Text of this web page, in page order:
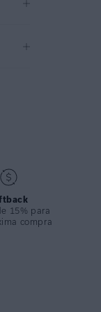
e
15% para
compra